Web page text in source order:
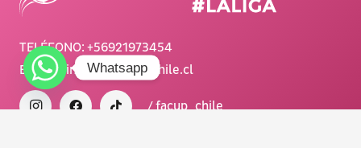
TELÉFONO: +56921973454
E-MAIL: info@adnsportchile.cl
/ facup_chile
Whatsapp